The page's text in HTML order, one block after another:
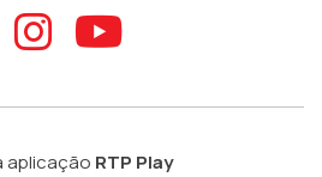
ao
Aceder ao
Aceder
aplicação RTP Play